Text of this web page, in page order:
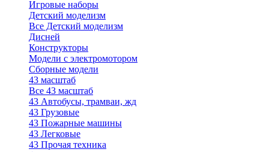
Игровые наборы
Детский моделизм
Все Детский моделизм
Дисней
Конструкторы
Модели с электромотором
Сборные модели
43 масштаб
Все 43 масштаб
43 Автобусы, трамваи, жд
43 Грузовые
43 Пожарные машины
43 Легковые
43 Прочая техника